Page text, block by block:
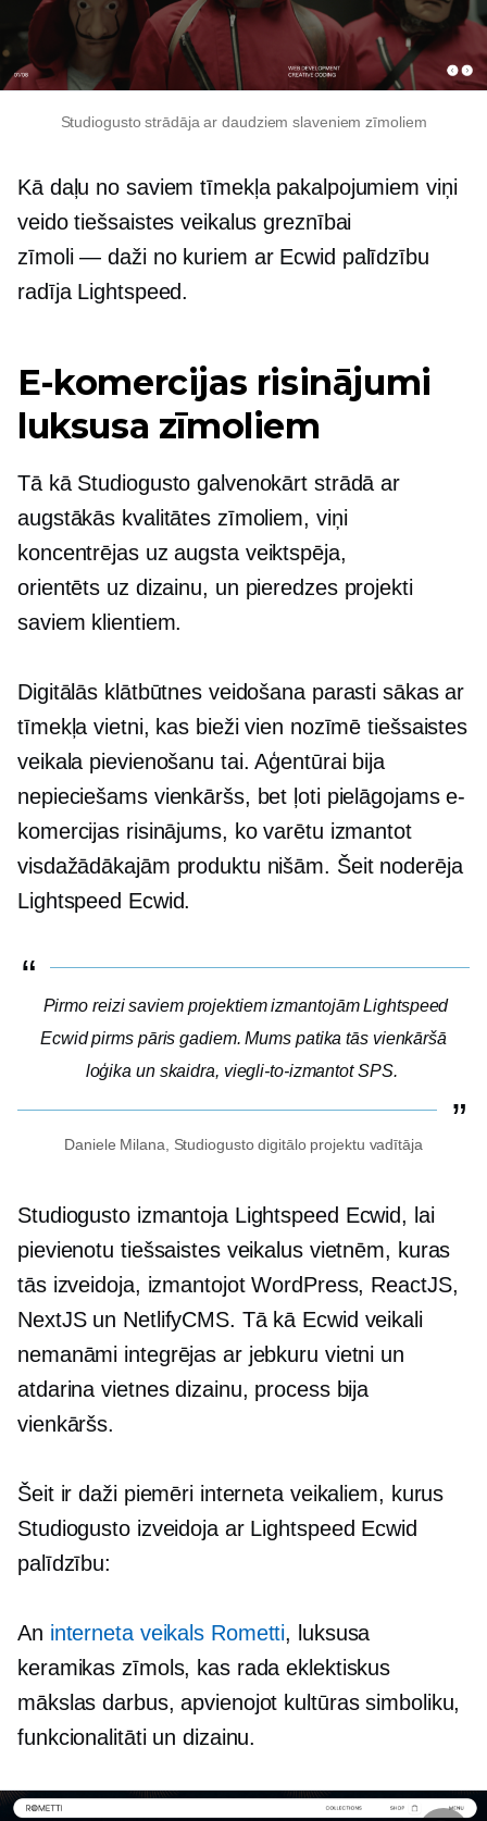
Studiogusto strādāja ar daudziem slaveniem zīmoliem
Kā daļu no saviem tīmekļa pakalpojumiem viņi
veido tiešsaistes veikalus greznībai
zīmoli — dažino kuriem ar Ecwid palīdzību
radīja Lightspeed.
E-komercijas risinājumi
luksusa zīmoliem
Tā kā Studiogusto galvenokārt strādā ar
augstākās kvalitātes zīmoliem, viņi
koncentrējas uzaugsta veiktspēja,
orientēts uz dizainu, un pieredzes projekti
saviem klientiem.
Digitālās klātbūtnes veidošana parasti sākas ar
tīmekļa vietni, kas bieži vien nozīmē tiešsaistes
veikala pievienošanu tai. Aģentūrai bija
nepieciešams vienkāršs, bet ļoti pielāgojams e-
komercijas risinājums, ko varētu izmantot
visdažādākajām produktu nišām. Šeit noderēja
Lightspeed Ecwid.
Pirmo reizi saviem projektiem izmantojām Lightspeed
Ecwid pirms pāris gadiem. Mums patika tās vienkāršā
loģika un skaidra, viegli-to-izmantotSPS.
Daniele Milana, Studiogusto digitālo projektu vadītāja
Studiogusto izmantoja Lightspeed Ecwid, lai
pievienotu tiešsaistes veikalus vietnēm, kuras
tās izveidoja, izmantojot WordPress, ReactJS,
NextJS un NetlifyCMS. Tā kā Ecwid veikali
nemanāmi integrējas ar jebkuru vietni un
atdarina vietnes dizainu, process bija
vienkāršs.
Šeit ir daži piemēri interneta veikaliem, kurus
Studiogusto izveidoja ar Lightspeed Ecwid
palīdzību:
An interneta veikals Rometti, luksusa
keramikas zīmols, kas rada eklektiskus
mākslas darbus, apvienojot kultūras simboliku,
funkcionalitāti un dizainu.